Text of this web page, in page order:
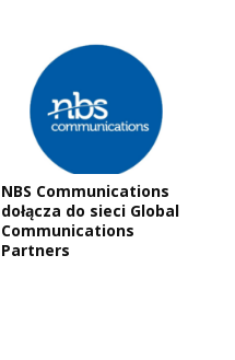
NBS Communications
dołącza do sieci Global
Communications
Partners